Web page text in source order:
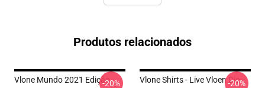
Produtos relacionados
Vlone Mundo 2021 Edição-20%
Vlone Shirts - Live Vloen Die
-20%